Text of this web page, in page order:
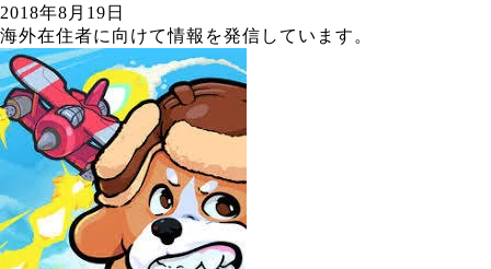
2018年8月19日
海外在住者に向けて情報を発信しています。